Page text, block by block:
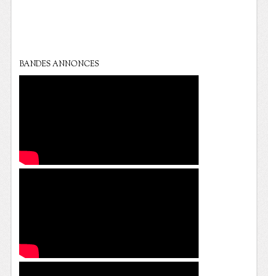
BANDES ANNONCES